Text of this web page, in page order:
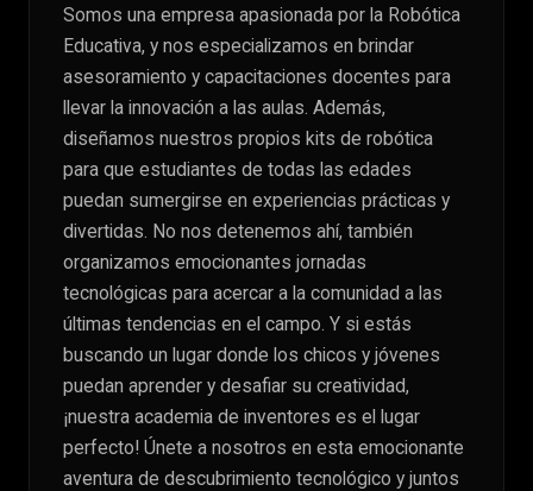
Somos una empresa apasionada por la Robótica
Educativa, y nos especializamos en brindar
asesoramiento y capacitaciones docentes para
llevar la innovación a las aulas. Además,
diseñamos nuestros propios kits de robótica
para que estudiantes de todas las edades
puedan sumergirse en experiencias prácticas y
divertidas. No nos detenemos ahí, también
organizamos emocionantes jornadas
tecnológicas para acercar a la comunidad a las
últimas tendencias en el campo. Y si estás
buscando un lugar donde los chicos y jóvenes
puedan aprender y desafiar su creatividad,
¡nuestra academia de inventores es el lugar
perfecto! Únete a nosotros en esta emocionante
aventura de descubrimiento tecnológico y juntos